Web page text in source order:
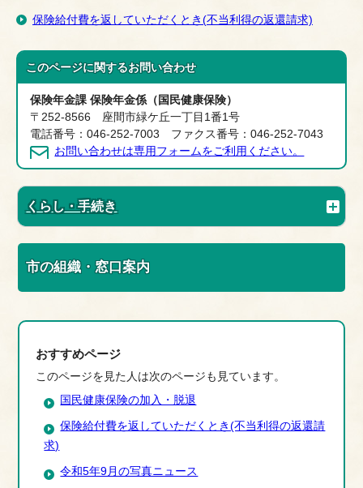
保険給付費を返していただくとき(不当利得の返還請求)
このページに関するお問い合わせ
保険年金課 保険年金係（国民健康保険）
〒252-8566 座間市緑ケ丘一丁目1番1号
電話番号：046-252-7003 ファクス番号：046-252-7043
お問い合わせは専用フォームをご利用ください。
くらし・手続き
市の組織・窓口案内
おすすめページ
このページを見た人は次のページも見ています。
国民健康保険の加入・脱退
保険給付費を返していただくとき(不当利得の返還請
求)
令和5年9月の写真ニュース